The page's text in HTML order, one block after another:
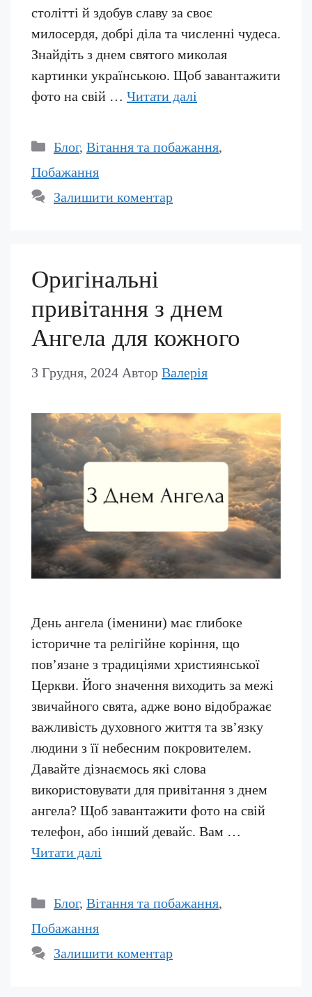
столітті й здобув славу за своє
милосердя, добрі діла та численні чудеса.
Знайдіть з днем святого миколая
картинки українською. Щоб завантажити
фото на свій … Читати далі
Категорії
Блог, Вітання та побажання,
Побажання
Залишити коментар
Оригінальні
привітання з днем
Ангела для кожного
3 Грудня, 2024 Автор Валерія
День ангела (іменини) має глибоке
історичне та релігійне коріння, що
пов’язане з традиціями християнської
Церкви. Його значення виходить за межі
звичайного свята, адже воно відображає
важливість духовного життя та зв’язку
людини з її небесним покровителем.
Давайте дізнаємось які слова
використовувати для привітання з днем
ангела? Щоб завантажити фото на свій
телефон, або інший девайс. Вам …
Читати далі
Категорії
Блог, Вітання та побажання,
Побажання
Залишити коментар